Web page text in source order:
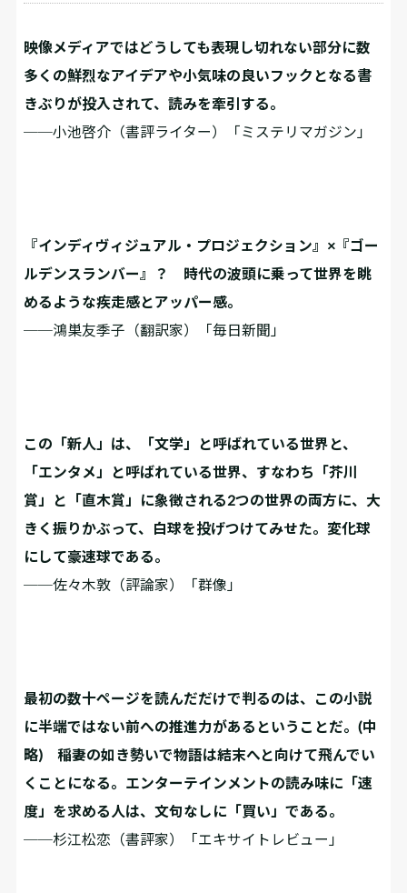
映像メディアではどうしても表現し切れない部分に数
多くの鮮烈なアイデアや小気味の良いフックとなる書
きぶりが投入されて、読みを牽引する。
──小池啓介（書評ライター）「ミステリマガジン」
『インディヴィジュアル・プロジェクション』×『ゴー
ルデンスランバー』？ 時代の波頭に乗って世界を眺
めるような疾走感とアッパー感。
──鴻巣友季子（翻訳家）「毎日新聞」
この「新人」は、「文学」と呼ばれている世界と、
「エンタメ」と呼ばれている世界、すなわち「芥川
賞」と「直木賞」に象徴される2つの世界の両方に、大
きく振りかぶって、白球を投げつけてみせた。変化球
にして豪速球である。
──佐々木敦（評論家）「群像」
最初の数十ページを読んだだけで判るのは、この小説
に半端ではない前への推進力があるということだ。(中
略) 稲妻の如き勢いで物語は結末へと向けて飛んでい
くことになる。エンターテインメントの読み味に「速
度」を求める人は、文句なしに「買い」である。
──杉江松恋（書評家）「エキサイトレビュー」